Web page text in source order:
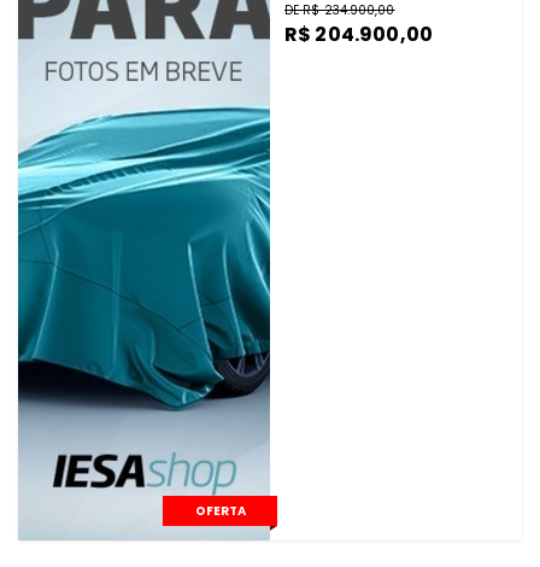
OFERTA
DE R$ 234.900,00
R$ 204.900,00